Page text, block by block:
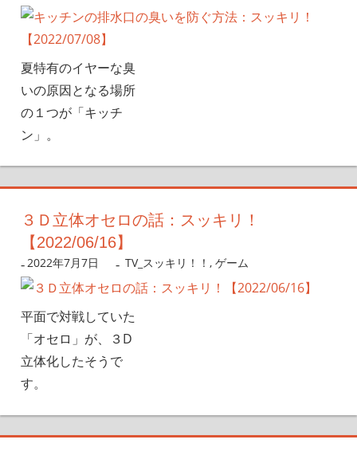
夏特有のイヤーな臭
いの原因となる場所
の１つが「キッチ
ン」。
３Ｄ立体オセロの話：スッキリ！
【2022/06/16】
2022年7月7日 nanigoto
TV_スッキリ！！ , ゲーム
平面で対戦していた
「オセロ」が、３D
立体化したそうで
す。